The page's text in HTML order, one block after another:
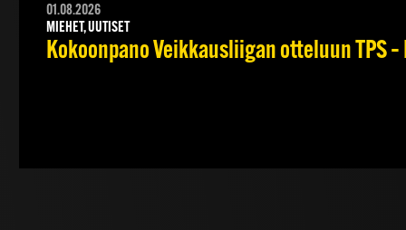
01.08.2026
MIEHET, UUTISET
Kokoonpano Veikkausliigan otteluun TPS